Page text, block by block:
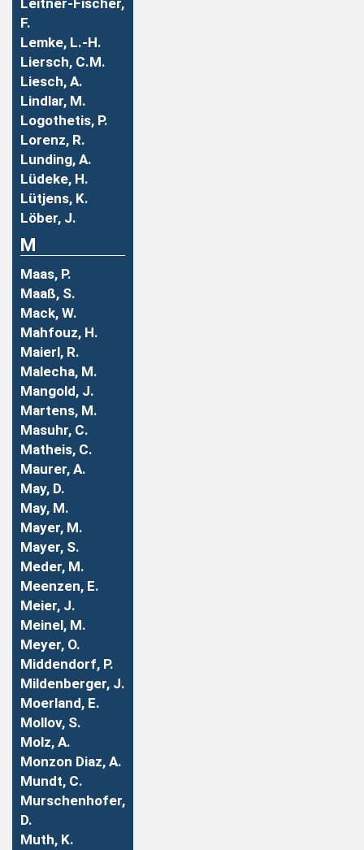
Leitner-Fischer,
F.
Lemke, L.-H.
Liersch, C.M.
Liesch, A.
Lindlar, M.
Logothetis, P.
Lorenz, R.
Lunding, A.
Lüdeke, H.
Lütjens, K.
Löber, J.
M
Maas, P.
Maaß, S.
Mack, W.
Mahfouz, H.
Maierl, R.
Malecha, M.
Mangold, J.
Martens, M.
Masuhr, C.
Matheis, C.
Maurer, A.
May, D.
May, M.
Mayer, M.
Mayer, S.
Meder, M.
Meenzen, E.
Meier, J.
Meinel, M.
Meyer, O.
Middendorf, P.
Mildenberger, J.
Moerland, E.
Mollov, S.
Molz, A.
Monzon Diaz, A.
Mundt, C.
Murschenhofer,
D.
Muth, K.